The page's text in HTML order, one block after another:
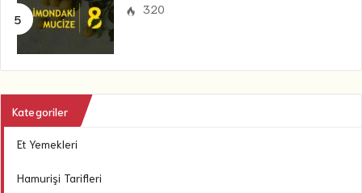
320
Kategoriler
Et Yemekleri
Hamurişi Tarifleri